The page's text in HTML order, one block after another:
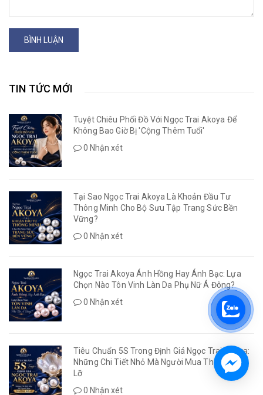
BÌNH LUẬN
TIN TỨC MỚI
Tuyệt Chiêu Phối Đồ Với Ngọc Trai Akoya Để
Không Bao Giờ Bị 'Cộng Thêm Tuổi'
0 Nhận xét
Tại Sao Ngọc Trai Akoya Là Khoản Đầu Tư
Thông Minh Cho Bộ Sưu Tập Trang Sức Bền
Vững?
0 Nhận xét
Ngọc Trai Akoya Ánh Hồng Hay Ánh Bạc: Lựa
Chọn Nào Tôn Vinh Làn Da Phụ Nữ Á Đông?
0 Nhận xét
Tiêu Chuẩn 5S Trong Định Giá Ngọc Trai Akoya:
Những Chi Tiết Nhỏ Mà Người Mua Thường Bỏ
Lỡ
0 Nhận xét